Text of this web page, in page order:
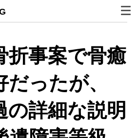
折事案で骨癒
ったが、
の詳細な説明